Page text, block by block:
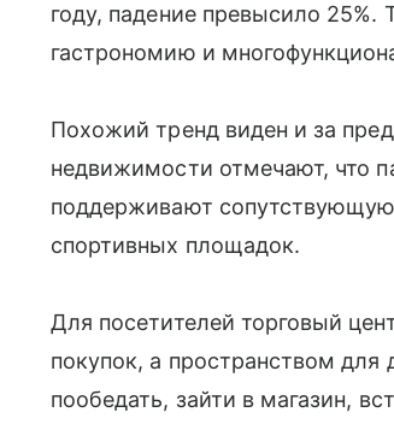
году, падение превысило 25%.
гастрономию и
Похожий тренд виден и за
недвижимости отмечают, что
поддерживают
спортивных площадок.
Для посетителей торговый
покупок, а пространством для
пообедать, зайти в магазин,